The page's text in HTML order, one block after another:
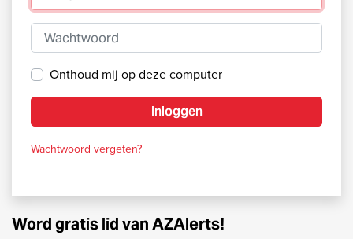
Wachtwoord
Onthoud mij op deze computer
Inloggen
Wachtwoord vergeten?
Word gratis lid van AZAlerts!